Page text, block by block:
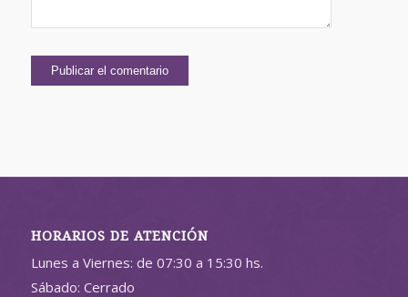
HORARIOS DE ATENCIÓN
Lunes a Viernes: de 07:30 a 15:30 hs.
Sábado: Cerrado